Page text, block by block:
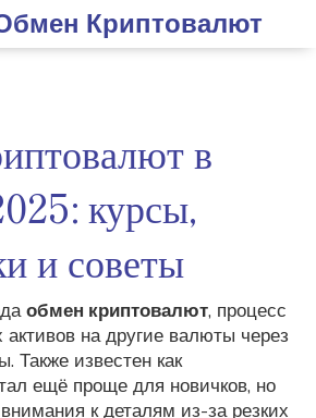
Криптовалют
в
курсы,
и советы
обмен криптовалют, процесс
на другие валюты через
. Также известен как
ещё проще для новичков, но
к деталям из-за резких